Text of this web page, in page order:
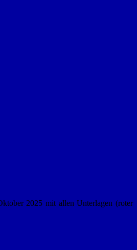
2025 mit allen Unterlagen (roter